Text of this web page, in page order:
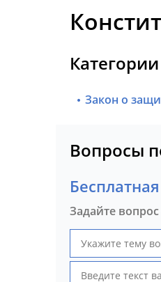
Закон о
Вопросы
Задайте